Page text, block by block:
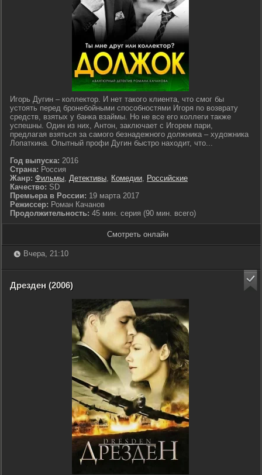
Игорь Дугин – коллектор. И нет такого клиента, что смог бы
устоять перед бронебойными способностями Игоря по возврату
средств, взятых у банка взаймы. Но не все его коллеги также
успешны. Один из них, Антон, заключает с Игорем пари,
предлагая взяться за самого безнадежного должника – художника
Лопаткина. Опытный профи Дугин быстро находит, что...
Год выпуска: 2016
Страна: Россия
Жанр: Фильмы, Детективы, Комедии, Российские
Качество: SD
Премьера в России: 19 марта 2017
Режиссер: Роман Качанов
Продолжительность: 45 мин. серия (90 мин. всего)
Смотреть онлайн
Вчера, 21:10
Дрезден (2006)